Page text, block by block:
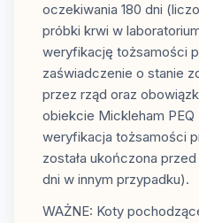
oczekiwania 180 dni
próbki krwi w
weryfikację tożsamości
zaświadczenie o stanie
przez rząd oraz
obiekcie Mickleham PEQ
weryfikacja tożsamości
została ukończona
dni w innym przypadku).
WAŻNE: Koty